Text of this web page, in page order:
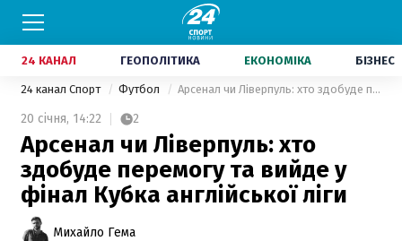
24 КАНАЛ ГЕОПОЛІТИКА ЕКОНОМІКА БІЗНЕС
24 канал Спорт Футбол Арсенал чи Ліверпуль: хто здобуде перемогу та вийде у фінал Кубка англійської ліги
20 січня, 14:22 2
Арсенал чи Ліверпуль: хто
здобуде перемогу та вийде у
фінал Кубка англійської ліги
Михайло Гема